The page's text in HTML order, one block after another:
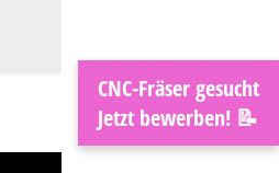
CNC-Fräser gesucht
Jetzt bewerben! 📝